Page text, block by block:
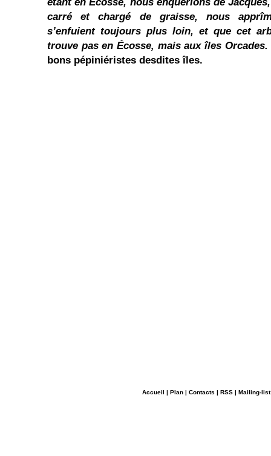
carré et chargé de graisse, nous
s’enfuient toujours plus loin, et que cet
trouve pas en Écosse, mais aux îles
bons pépiniéristes desdites îles.
Accueil | Plan | Contacts | RSS | Mailing-list